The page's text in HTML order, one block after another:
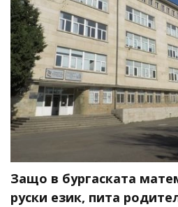
Защо в бургаската
руски език, пита